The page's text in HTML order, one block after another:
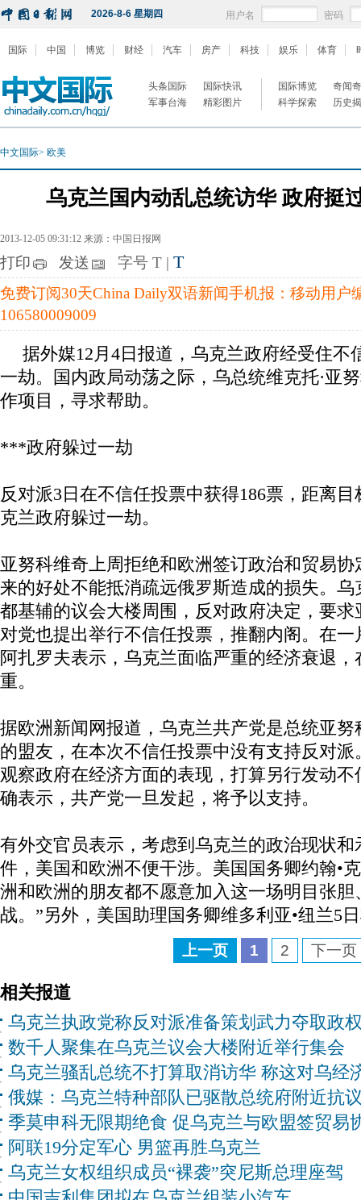
2026-8-6 星期四 用户名 密码
国际 中国 博览 财经 汽车 房产 科技 娱乐 体育
头条国际
国际快讯
军事台海
精彩图片
国际博览
奇闻
科学探索
历史
中文国际> 欧美
乌克兰国内动乱总统访华 政府挺
2013-12-05 09:31:12 来源：中国日报网
打印 发送 字号 T | T
免费订阅30天China Daily双语新闻手机报：移动用户
106580009009
据外媒12月4日报道，乌克兰政府经受住不
一劫。国内政局动荡之际，乌总统维克托·亚
作项目，寻求帮助。
***政府躲过一劫
反对派3日在不信任投票中获得186票，距离目
克兰政府躲过一劫。
亚努科维奇上周拒绝和欧洲签订政治和贸易
来的好处不能抵消疏远俄罗斯造成的损失。
都基辅的议会大楼周围，反对政府决定，要
对党也提出举行不信任投票，推翻内阁。在一
阿扎罗夫表示，乌克兰面临严重的经济衰退
重。
据欧洲新闻网报道，乌克兰共产党是总统亚
的盟友，在本次不信任投票中没有支持反对
观察政府在经济方面的表现，打算另行发动
确表示，共产党一旦发起，将予以支持。
有外交官员表示，考虑到乌克兰的政治现状
件，美国和欧洲不便干涉。美国国务卿约翰•
洲和欧洲的朋友都不愿意加入这一场明目张
战。”另外，美国助理国务卿维多利亚•纽兰5
上一页 1 2 下一页
相关报道
乌克兰执政党称反对派准备策划武力夺取政
数千人聚集在乌克兰议会大楼附近举行集会
乌克兰骚乱总统不打算取消访华 称这对乌经
俄媒：乌克兰特种部队已驱散总统府附近抗
季莫申科无限期绝食 促乌克兰与欧盟签贸易
阿联19分定军心 男篮再胜乌克兰
乌克兰女权组织成员“裸袭”突尼斯总理座驾